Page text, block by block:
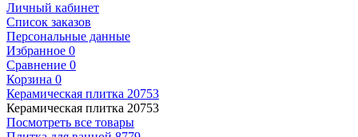
Личный кабинет
Список заказов
Персональные данные
Избранное 0
Сравнение 0
Корзина 0
Керамическая плитка 20753
Керамическая плитка 20753
Посмотреть все товары